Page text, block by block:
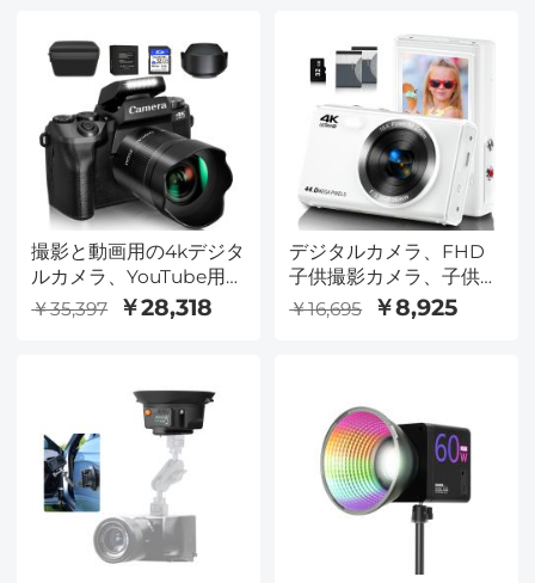
撮影と動画用の4kデジタ
ルカメラ、YouTube用
64MP WiFiタッチスク
リーンVloggingカメ
ズカバー、3000mAH電
池、前後カメラ-黒
￥35,397 ￥28,318
デジタルカメラ、FHD
子供撮影カメラ、子供、
青少年、初心者に適した
4 K 44 MPコンパクトバ
ム、2オン白色充電可能
電池
￥16,695 ￥8,925